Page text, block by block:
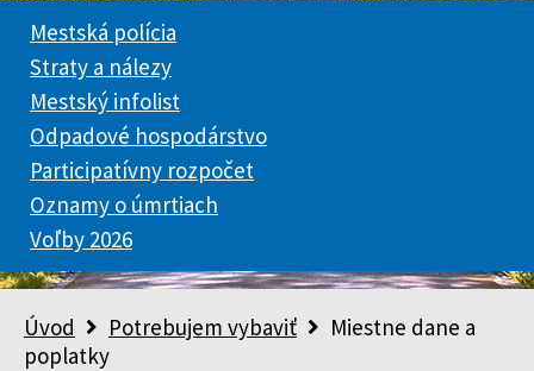
Mestská polícia
Straty a nálezy
Mestský infolist
Odpadové hospodárstvo
Participatívny rozpočet
Oznamy o úmrtiach
Voľby 2026
Úvod Potrebujem vybaviť
Miestne dane a
poplatky